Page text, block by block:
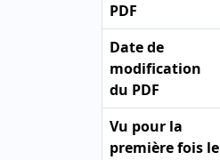
PDF
Date de
modification
du PDF
Vu pour la
première fois le